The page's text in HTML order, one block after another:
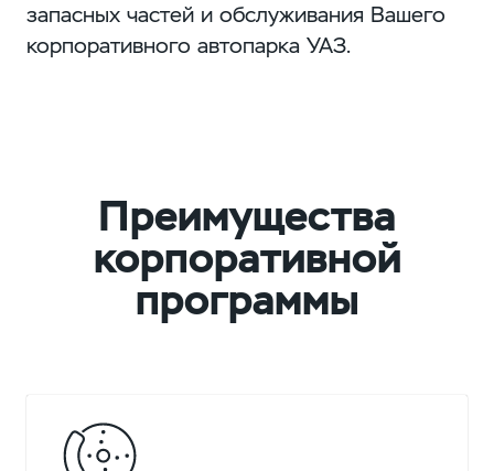
запасных частей и обслуживания Вашего
корпоративного автопарка УАЗ.
Преимущества
корпоративной
программы